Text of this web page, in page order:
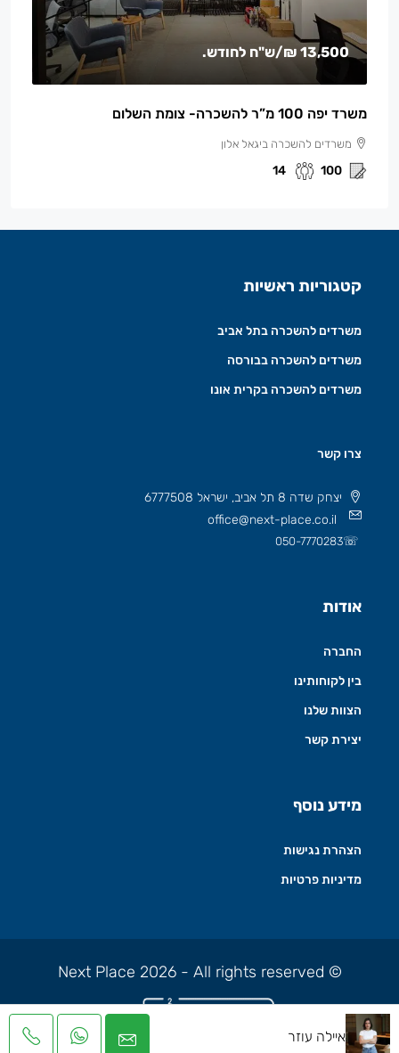
13,500 ₪ /ש"ח לחודש.
משרד יפה 100 מ”ר להשכרה- צומת השלום
משרדים להשכרה ביגאל אלון
100
14
איילה עוזר
קטגוריות ראשיות
משרדים להשכרה בתל אביב
משרדים להשכרה בבורסה
משרדים להשכרה בקרית אונו
צרו קשר
יצחק שדה 8 תל אביב, ישראל 6777508
office@next-place.co.il
☏
050-7770283
אודות
החברה
בין לקוחותינו
הצוות שלנו
יצירת קשר
מידע נוסף
הצהרת נגישות
מדיניות פרטיות
© Next Place 2026 - All rights reserved